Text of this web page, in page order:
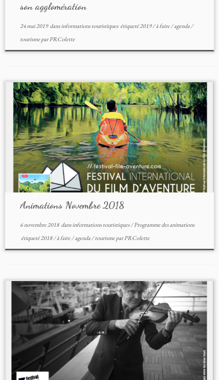
son agglomération
24 mai 2019dansinformations touristiques étiqueté2019/à faire/agenda/
tourismeparPRColette
Animations Novembre 2018
6 novembre 2018dansinformations touristiques/Programme des animations
étiqueté2018/à faire/agenda/tourismeparPRColette